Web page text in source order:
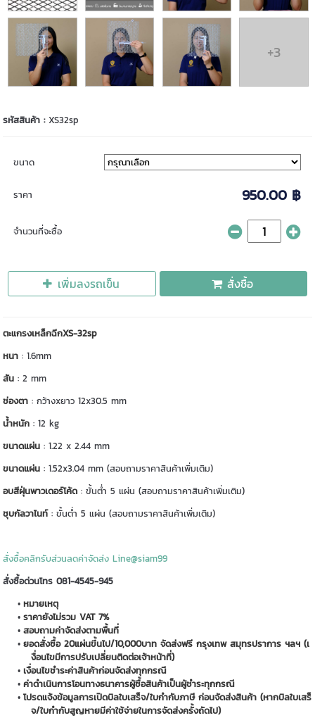
+3
รหัสสินค้า :XS32sp
ขนาด
ราคา 950.00 ฿
จำนวนที่จะซื้อ
เพิ่มลงรถเข็น สั่งซื้อ
ตะแกรงเหล็กฉีกXS-32sp
หนา : 1.6mm
สัน: 2 mm
ช่องตา : กว้างxยาว 12x30.5 mm
น้ำหนัก : 12 kg
ขนาดแผ่น : 1.22 x 2.44 mm
ขนาดแผ่น : 1.52x3.04 mm (สอบถามราคาสินค้าเพิ่มเติม)
อบสีฝุ่นพาวเดอร์โค้ด : ขั้นต่ำ 5 แผ่น (สอบถามราคาสินค้าเพิ่มเติม)
ชุบกัลวาไนท์: ขั้นต่ำ 5 แผ่น (สอบถามราคาสินค้าเพิ่มเติม)
สั่งซื้อคลิกรับส่วนลดค่าจัดส่ง Line@siam99
สั่งซื้อด่วนโทร 081-4545-945
หมายเหตุ
ราคายังไม่รวม VAT 7%
สอบถามค่าจัดส่งตามพื้นที่
ยอดสั่งซื้อ 20แผ่นขึ้นไป/10,000บาท จัดส่งฟรี กรุงเทพ สมุทรปราการ ฯลฯ (เ
งื่อนไขมีการปรับเปลี่ยนติดต่อเจ้าหน้าที่)
เงื่อนไขชำระค่าสินค้าก่อนจัดส่งทุกกรณี
ค่าดำเนินการโอนทางธนาคารผู้ซื้อสินค้าเป็นผู้ชำระทุกกรณี
โปรดแจ้งข้อมูลการเปิดบิลใบเสร็จ/ใบกำกับภาษี ก่อนจัดส่งสินค้า (หากบิลใบเสร็
จ/ใบกำกับสูญหายมีค่าใช้จ่ายในการจัดส่งครั้งถัดไป)